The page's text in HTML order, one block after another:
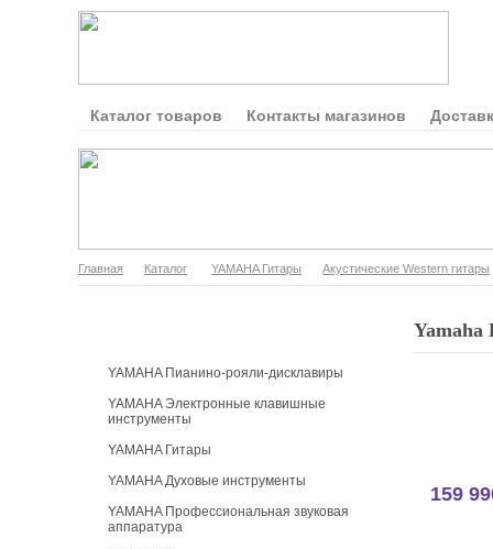
Каталог товаров Контакты магазинов
Главная Каталог YAMAHA Гитары Акустические Western гитары
YAMAHA Пианино-рояли-дисклавиры
YAMAHA Электронные клавишные
инструменты
YAMAHA Гитары
YAMAHA Духовые инструменты
YAMAHA Профессиональная звуковая
аппаратура
Yamaha
159